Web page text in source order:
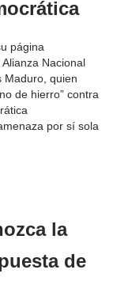
página
Nacional
Maduro, quien
de hierro” contra
por sí sola
la
de